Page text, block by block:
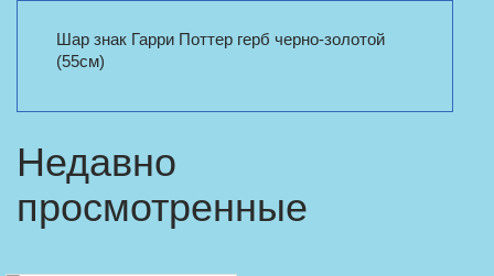
Шар знак Гарри Поттер герб черно-золотой
(55см)
Недавно
просмотренные